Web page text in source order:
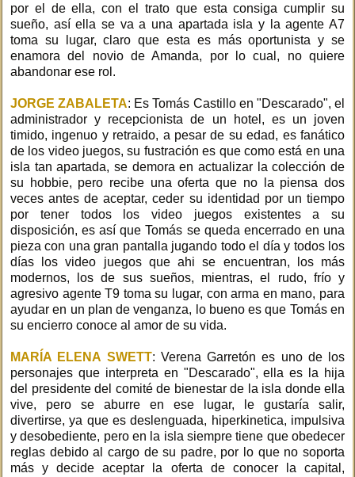
por el de ella, con el trato que esta consiga cumplir su
sueño, así ella se va a una apartada isla y la agente A7
toma su lugar, claro que esta es más oportunista y se
enamora del novio de Amanda, por lo cual, no quiere
abandonar ese rol.
JORGE ZABALETA: Es Tomás Castillo en "Descarado", el
administrador y recepcionista de un hotel, es un joven
timido, ingenuo y retraido, a pesar de su edad, es fanático
de los video juegos, su fustración es que como está en una
isla tan apartada, se demora en actualizar la colección de
su hobbie, pero recibe una oferta que no la piensa dos
veces antes de aceptar, ceder su identidad por un tiempo
por tener todos los video juegos existentes a su
disposición, es así que Tomás se queda encerrado en una
pieza con una gran pantalla jugando todo el día y todos los
días los video juegos que ahi se encuentran, los más
modernos, los de sus sueños, mientras, el rudo, frío y
agresivo agente T9 toma su lugar, con arma en mano, para
ayudar en un plan de venganza, lo bueno es que Tomás en
su encierro conoce al amor de su vida.
MARÍA ELENA SWETT: Verena Garretón es uno de los
personajes que interpreta en "Descarado", ella es la hija
del presidente del comité de bienestar de la isla donde ella
vive, pero se aburre en ese lugar, le gustaría salir,
divertirse, ya que es deslenguada, hiperkinetica, impulsiva
y desobediente, pero en la isla siempre tiene que obedecer
reglas debido al cargo de su padre, por lo que no soporta
más y decide aceptar la oferta de conocer la capital,